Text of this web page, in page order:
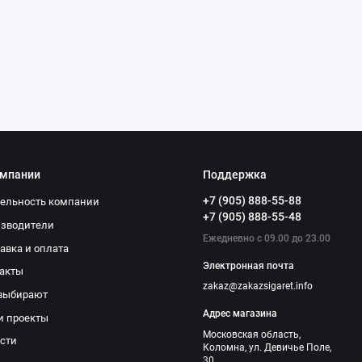
компании
и оплата
проекты
Поддержка
+7 (905) 888-55-88
+7 (905) 888-55-48
Ежедневно с 09.00 до 23.00
Электронная почта
zakaz@zakazsigaret.info
Адрес магазина
Московская область,
Коломна, ул. Девичье Поле,